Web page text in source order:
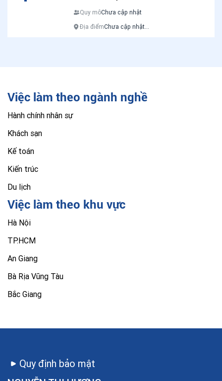
Quy môChưa cập nhật
Địa điểmChưa cập nhật...
Việc làm theo ngành nghề
Hành chính nhân sự
Khách sạn
Kế toán
Kiến trúc
Du lịch
Việc làm theo khu vực
Hà Nội
TP.HCM
An Giang
Bà Rịa Vũng Tàu
Bắc Giang
Quy định bảo mật